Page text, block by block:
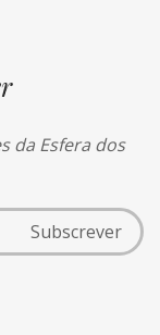
da Esfera dos